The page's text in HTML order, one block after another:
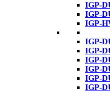
IGP-
IGP-
IGP-
IGP-
IGP-
IGP-
IGP-
IGP-
IGP-